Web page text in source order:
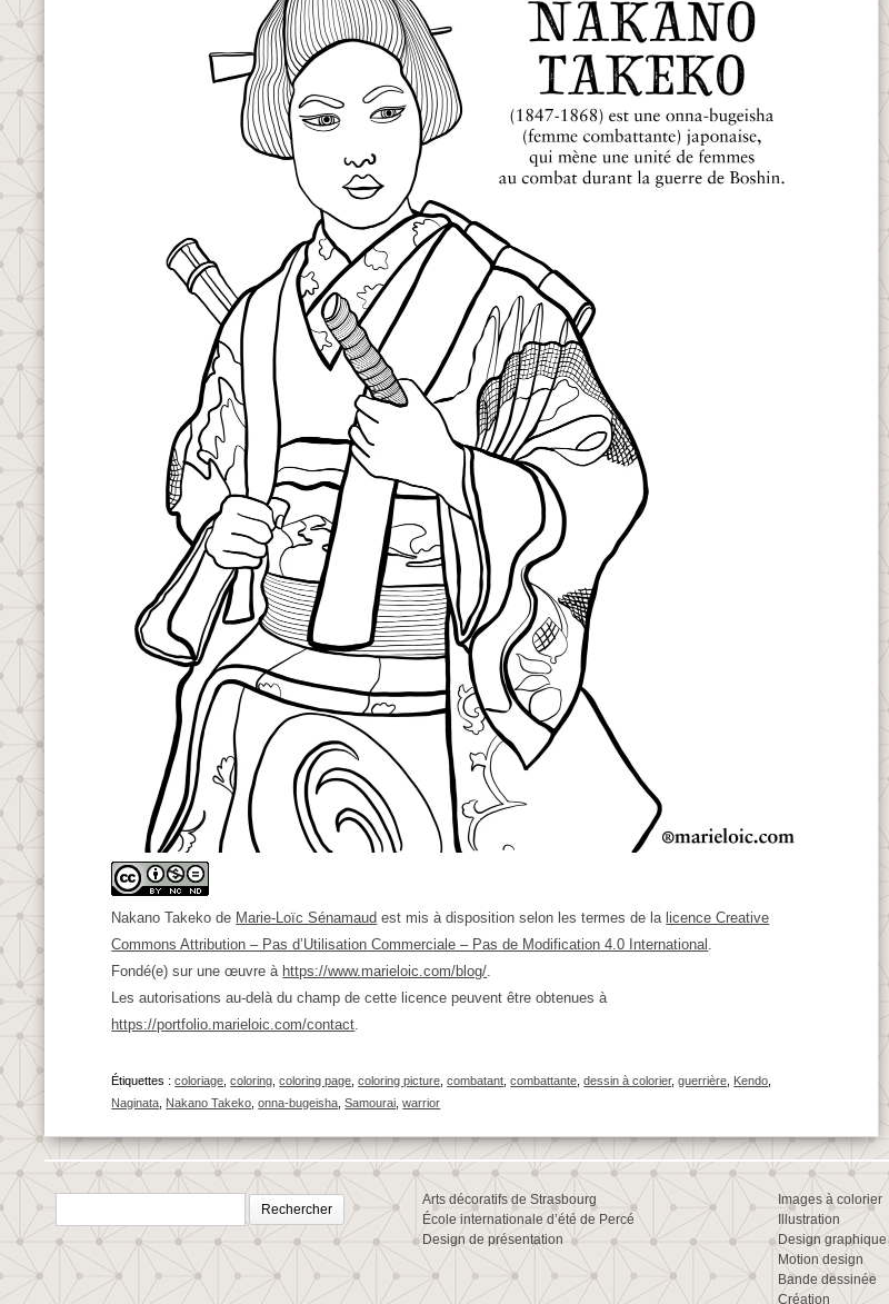
Nakano Takekode Marie-Loïc Sénamaud est mis à disposition selon les termes de lalicence Creative
Commons Attribution – Pas d’Utilisation Commerciale – Pas de Modification 4.0 International
Fondé(e) sur une œuvre à https://www.marieloic.com/blog/
Les autorisations au-delà du champ de cette licence peuvent être obtenues à
https://portfolio.marieloic.com/contact
Étiquettes :coloriage ,coloring ,coloring page ,coloring picture ,combatant ,combattante ,dessin à colorier,guerrière Kendo
Naginata Nakano Takeko ,onna-bugeisha ,Samourai ,warrior
Rechercher :
Arts décoratifs de Strasbourg
École internationale d’été de Percé
Design de présentation
Images à colorier
Illustration
Design graphique
Motion design
Bande dessinée
Création